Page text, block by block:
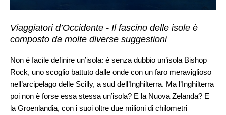
Viaggiatori d’Occidente - Il fascino delle isole è
composto da molte diverse suggestioni
Non è facile definire un’isola: è senza dubbio un’isola Bishop
Rock, uno scoglio battuto dalle onde con un faro meraviglioso
nell’arcipelago delle Scilly, a sud dell’Inghilterra. Ma l’Inghilterra
poi non è forse essa stessa un’isola? E la Nuova Zelanda? E
la Groenlandia, con i suoi oltre due milioni di chilometri